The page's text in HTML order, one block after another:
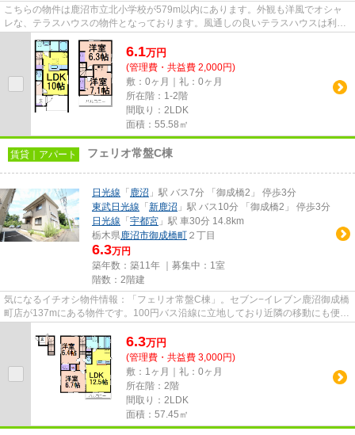
こちらの物件は鹿沼市立北小学校が579m以内にあります。外観も洋風でオシャ
レな、テラスハウスの物件となっております。風通しの良いテラスハウスは利便
6.1万円
(管理費・共益費 2,000円)
敷：0ヶ月｜礼：0ヶ月
所在階：1-2階
間取り：2LDK
面積：55.58㎡
賃貸｜アパート フェリオ常盤C棟
日光線 「 鹿沼 」駅 バス7分 「御成橋2」 停歩3分
東武日光線 「 新鹿沼 」駅 バス10分 「御成橋2」 停歩3分
日光線 「 宇都宮 」駅 車30分 14.8km
栃木県鹿沼市御成橋町 ２丁目
6.3万円
築年数：築11年 ｜募集中： 1室
階数：2階建
気になるイチオシ物件情報：「フェリオ常盤C棟」。セブン−イレブン鹿沼御成橋
町店が137mにある物件です。100円バス沿線に立地しており近隣の移動にも便利
6.3万円
(管理費・共益費 3,000円)
敷：1ヶ月｜礼：0ヶ月
所在階：2階
間取り：2LDK
面積：57.45㎡